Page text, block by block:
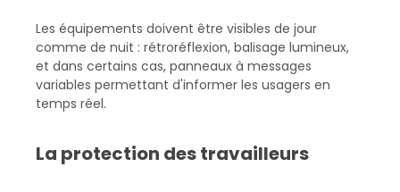
Les équipements doivent être visibles de jour
comme de nuit : rétroréflexion, balisage lumineux,
et dans certains cas, panneaux à messages
variables permettant d'informer les usagers en
temps réel.
La protection des travailleurs